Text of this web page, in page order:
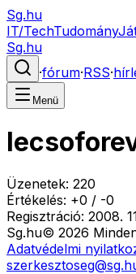
Sg.hu
IT/TechTudomány
Sg.hu
·fórum·RSS·
Menü
Üzenetek: 220
Értékelés: +0 / -0
Regisztráció: 2008.
Sg.hu© 2026
Adatvédelmi